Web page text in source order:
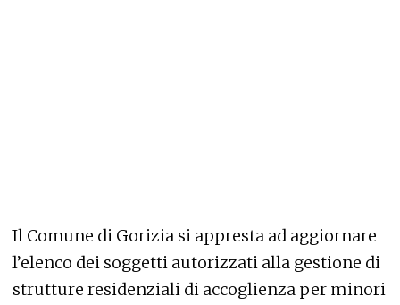
Il Comune di Gorizia si appresta ad aggiornare
l’elenco dei soggetti autorizzati alla gestione di
strutture residenziali di accoglienza per minori